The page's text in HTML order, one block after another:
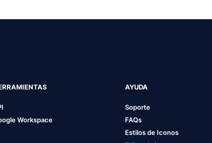
Workspace
AYUDA
Soporte
FAQs
Estilos de Iconos